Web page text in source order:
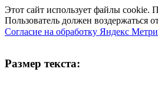
Этот сайт использует файлы cookie.
Пользователь должен воздержаться
Согласие на обработку Яндекс
Размер текста: